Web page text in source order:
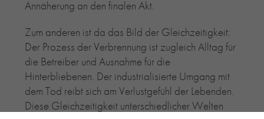
Annäherung an den finalen Akt.
Zum anderen ist da das Bild der Gleichzeitigkeit:
Der Prozess der Verbrennung ist zugleich Alltag für
die Betreiber und Ausnahme für die
Hinterbliebenen. Der industrialisierte Umgang mit
dem Tod reibt sich am Verlustgefühl der Lebenden.
Diese Gleichzeitigkeit unterschiedlicher Welten